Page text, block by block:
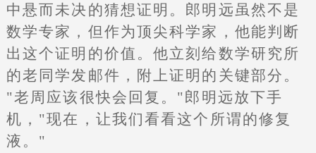
中悬而未决的猜想证明。郎明远虽然不是
数学专家，但作为顶尖科学家，他能判断
出这个证明的价值。他立刻给数学研究所
的老同学发邮件，附上证明的关键部分。
"老周应该很快会回复。"郎明远放下手
机，"现在，让我们看看这个所谓的修复
液。"